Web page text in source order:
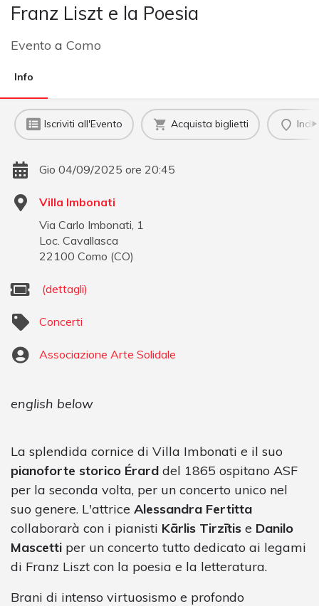
Franz Liszt e la Poesia
Evento a Como
Info
Iscriviti all'Evento Acquista biglietti
Gio 04/09/2025 ore 20:45
Villa Imbonati
Via Carlo Imbonati, 1
Loc. Cavallasca
22100 Como (CO)
(dettagli)
Concerti
Associazione Arte Solidale
english below
La splendida cornice di Villa Imbonati e il suo
pianoforte storico Érard del 1865 ospitano ASF
per la seconda volta, per un concerto unico nel
suo genere. L'attrice Alessandra Fertitta
collaborarà con i pianisti Kārlis Tirzītis e Danilo
Mascetti per un concerto tutto dedicato ai legami
di Franz Liszt con la poesia e la letteratura.
Brani di intenso virtuosismo e profondo